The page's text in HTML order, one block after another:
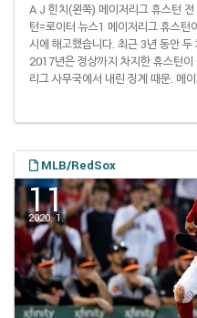
A J 힌치(왼쪽) 메이저리그 휴스턴
턴=로이터 뉴스1 메이저리그 휴스
시에 해고했습니다. 최근 3년 동안
2017년은 정상까지 차지한 휴스턴
리그 사무국에서 내린 징계 때문. 메
월 12일 '디 어슬레틱'에 휴스턴 선수
았..MLB/RedSox
11
2020. 1.